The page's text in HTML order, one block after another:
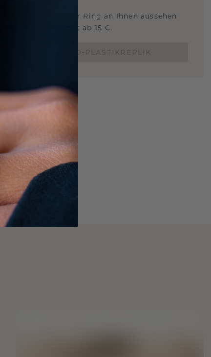
wissen, wie dieser Ring an Ihnen aussehen
ob er passt? Jetzt ab 15 €.